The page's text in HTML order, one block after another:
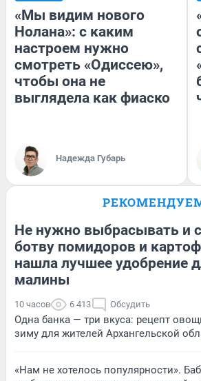
«Мы видим нового
Нолана»: с каким
настроем нужно
смотреть «Одиссею»,
чтобы она не
выглядела как фиаско
Надежда Губарь
Не нужно выбрасывать и
ботву помидоров и
нашла лучшее удобрение
малины
10 часов 6 413 Обсудить
Одна банка — три вкуса: рецепт
зиму для жителей Архангельской
«Нам не хотелось популярности».